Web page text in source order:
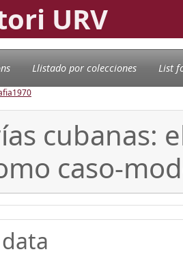
URV
Llistado por colecciones List
1970
cubanas:
caso-